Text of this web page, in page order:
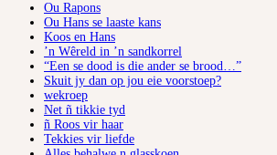
Ou Rapons
Ou Hans se laaste kans
Koos en Hans
’n Wêreld in ’n sandkorrel
“Een se dood is die ander se brood…”
Skuit jy dan op jou eie voorstoep?
wekroep
Net ñ tikkie tyd
ñ Roos vir haar
Tekkies vir liefde